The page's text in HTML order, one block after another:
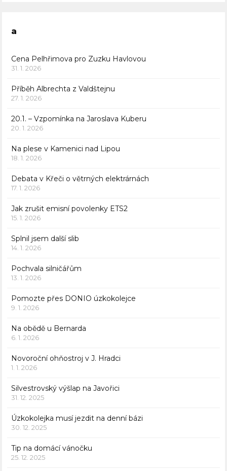
a
Cena Pelhřimova pro Zuzku Havlovou
31. 1. 2026
Příběh Albrechta z Valdštejnu
27. 1. 2026
20.1. – Vzpomínka na Jaroslava Kuberu
20. 1. 2026
Na plese v Kamenici nad Lipou
18. 1. 2026
Debata v Křeči o větrných elektrárnách
17. 1. 2026
Jak zrušit emisní povolenky ETS2
15. 1. 2026
Splnil jsem další slib
14. 1. 2026
Pochvala silničářům
13. 1. 2026
Pomozte přes DONIO úzkokolejce
9. 1. 2026
Na obědě u Bernarda
6. 1. 2026
Novoroční ohňostroj v J. Hradci
1. 1. 2026
Silvestrovský výšlap na Javořici
31. 12. 2025
Úzkokolejka musí jezdit na denní bázi
30. 12. 2025
Tip na domácí vánočku
25. 12. 2025